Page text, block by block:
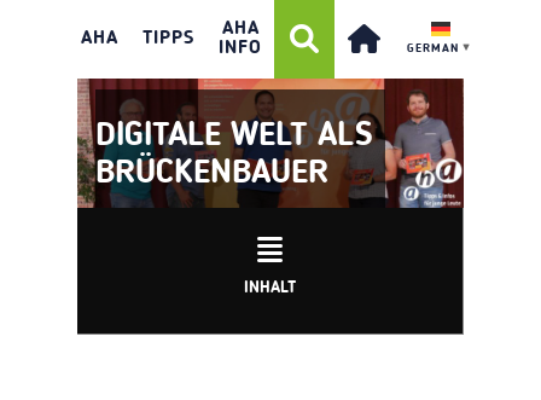
AHA TIPPS
AHA
INFO
GERMAN ▼
DIGITALE WELT ALS
BRÜCKENBAUER
INHALT